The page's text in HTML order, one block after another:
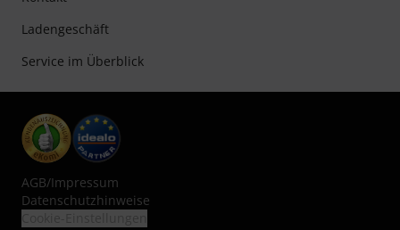
Ladengeschäft
Service im Überblick
AGB/Impressum
Datenschutzhinweise